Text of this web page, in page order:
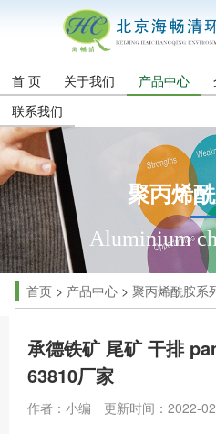
首 页 关于我们 产品中心
联系我们
聚丙烯
Aluminium
首页> 产品中心> 聚丙烯酰胺系
承德铁矿 尾矿 干排
63810厂家
作者：小编 更新时间：2022-